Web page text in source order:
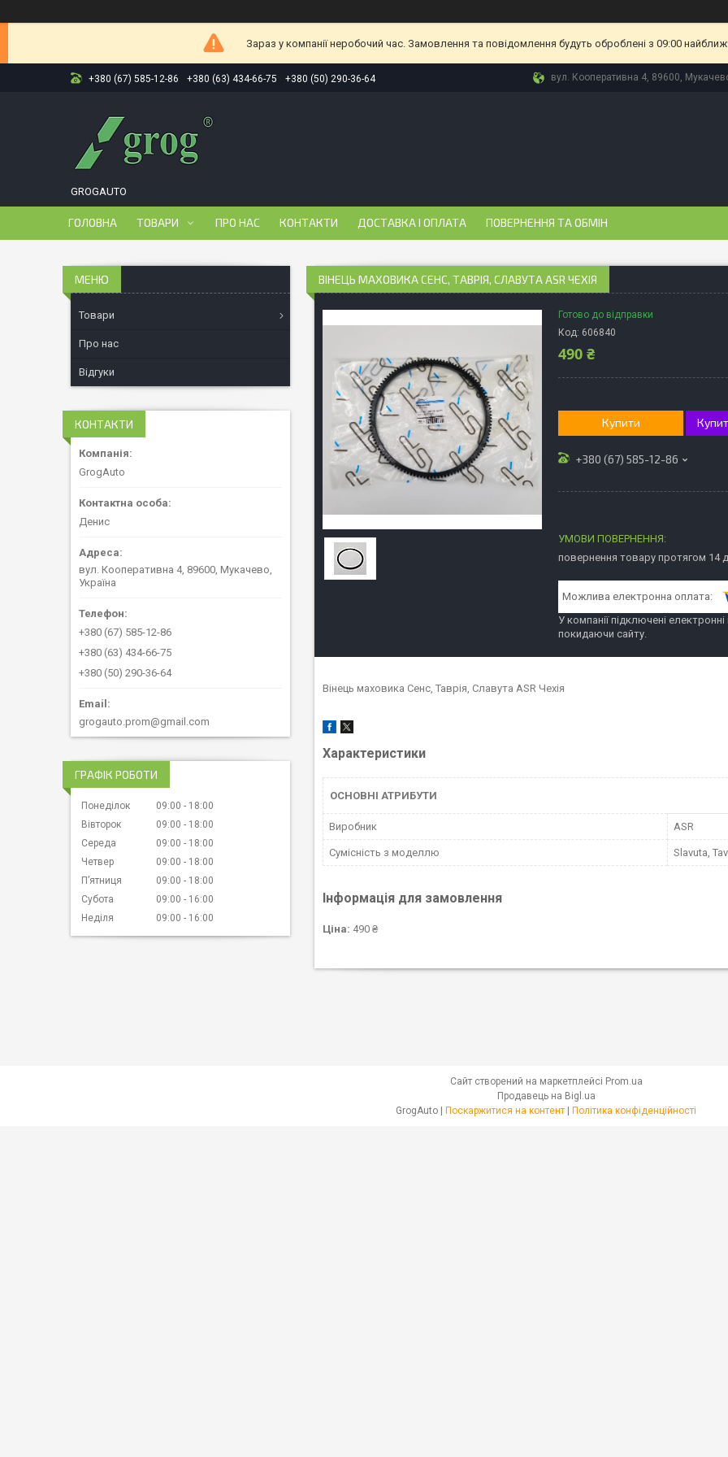
Зараз у компанії неробочий час. Замовлення та повідомлення будуть оброблені з 09:00
+380 (67) 585-12-86 +380 (63) 434-66-75 +380 (50) 290-36-64 вул. Кооперативна 4, 89600,
GROGAUTO
ГОЛОВНА ТОВАРИ ПРО НАС КОНТАКТИ ДОСТАВКА І ОПЛАТА ПОВЕРНЕННЯ ТА ОБМІН
ВІНЕЦЬ МАХОВИКА СЕНС, ТАВРІЯ, СЛАВУТА ASR ЧЕХІЯ
Готово до відправки
Код: 606840
490 ₴
Купити
+380 (67) 585-12-86
повернення товару протягом 14
У компанії підключені
покидаючи сайту.
Вінець маховика Сенс, Таврія, Славута ASR Чехія
Характеристики
ОСНОВНІ АТРИБУТИ
Виробник ASR
Сумісність з моделлю Slavuta,
Інформація для замовлення
Ціна: 490 ₴
Товари
Про нас
Відгуки
КОНТАКТИ
GrogAuto
Денис
вул. Кооперативна 4, 89600, Мукачево,
Україна
+380 (67) 585-12-86
+380 (63) 434-66-75
+380 (50) 290-36-64
grogauto.prom@gmail.com
ГРАФІК РОБОТИ
Понеділок 09:00
18:00
Вівторок
09:00
18:00
Середа
09:00
18:00
Четвер
09:00
18:00
Пʼятниця
09:00
18:00
Субота
09:00
16:00
Неділя
09:00 16:00
Сайт створений на маркетплейсі Prom.ua
Продавець на Bigl.ua
GrogAuto | Поскаржитися на контент | Політика конфіденційності